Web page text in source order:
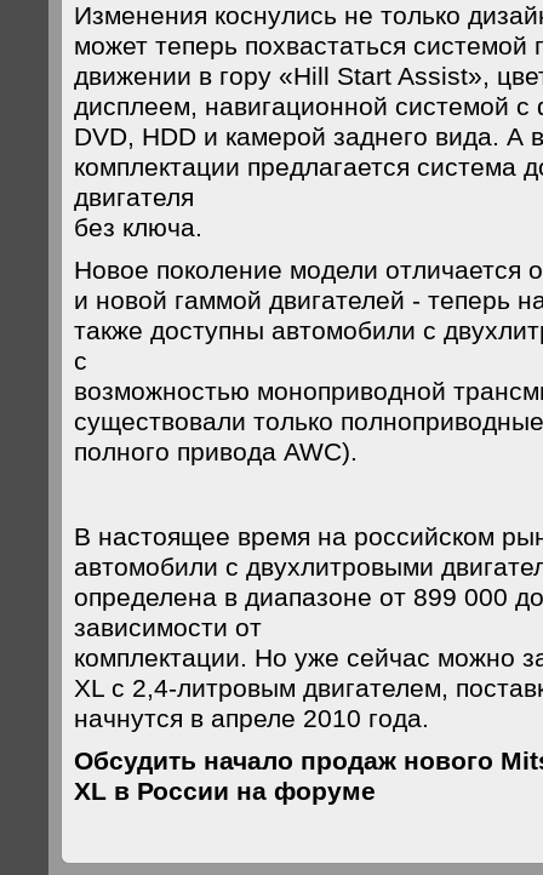
Изменения коснулись не только
может теперь похвастаться
движении в гору «Hill Start Assist»,
дисплеем, навигационной системой с
DVD, HDD и камерой заднего вида. А
комплектации предлагается система
двигателя
без ключа.
Новое поколение модели отличается
и новой гаммой двигателей - теперь
также доступны автомобили с
с
возможностью моноприводной
существовали только
полного привода AWC).
В настоящее время на российском
автомобили с двухлитровыми
определена в диапазоне от 899 000
зависимости от
комплектации. Но уже сейчас можно
XL с 2,4-литровым двигателем,
начнутся в апреле 2010 года.
Обсудить начало продаж нового
XL в России на форуме